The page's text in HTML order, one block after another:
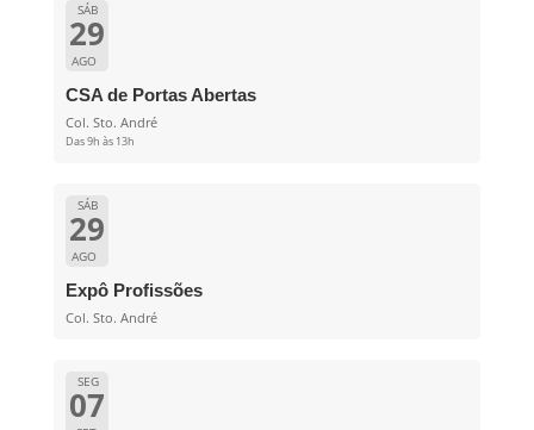
SÁB
29
AGO
CSA de Portas Abertas
Col. Sto. André
Das 9h às 13h
SÁB
29
AGO
Expô Profissões
Col. Sto. André
SEG
07